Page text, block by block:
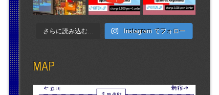
さらに読み込む... Instagram でフォロー
MAP